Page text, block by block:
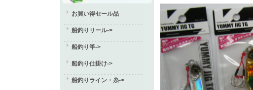
お買い得セール品
船釣りリール->
船釣り竿->
船釣り仕掛け->
船釣りライン・糸->